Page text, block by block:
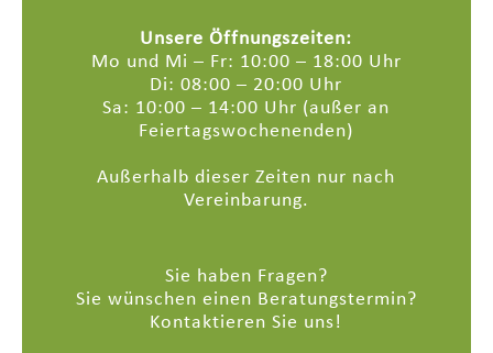
Unsere Öffnungszeiten:
Mo und Mi – Fr: 10:00 – 18:00 Uhr
Di: 08:00 – 20:00 Uhr
Sa: 10:00 – 14:00 Uhr (außer an
Feiertagswochenenden)
Außerhalb dieser Zeiten nur nach
Vereinbarung.
Sie haben Fragen?
Sie wünschen einen Beratungstermin?
Kontaktieren Sie uns!